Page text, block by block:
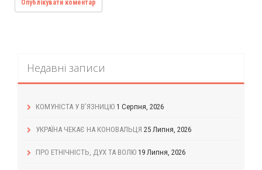
Недавні записи
КОМУНІСТА У В’ЯЗНИЦЮ 1 Серпня, 2026
УКРАЇНА ЧЕКАЄ НА КОНОВАЛЬЦЯ 25 Липня, 2026
ПРО ЕТНІЧНІСТЬ, ДУХ ТА ВОЛЮ 19 Липня, 2026